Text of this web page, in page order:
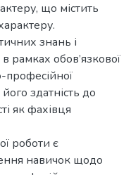
що містить
знань і
рамках обов’язкової
професійної
здатність до
як фахівця
роботи є
навичок щодо